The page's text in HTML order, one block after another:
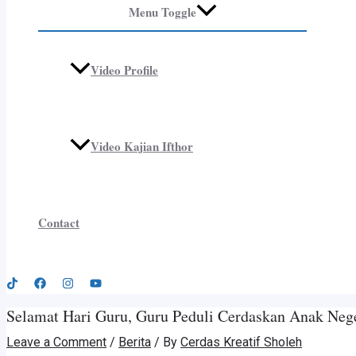
Menu Toggle
Video Profile
Video Kajian Ifthor
Contact
Selamat Hari Guru, Guru Peduli Cerdaskan Anak
Leave a Comment / Berita / By Cerdas Kreatif Sholeh